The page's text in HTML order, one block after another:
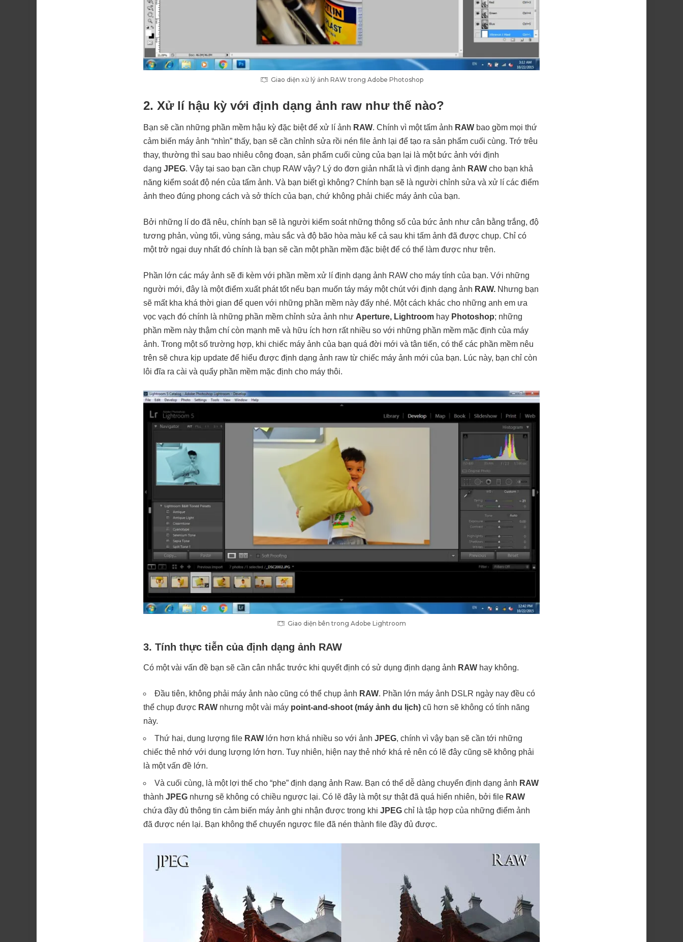
Giao diện xử lý ảnh RAW trong Adobe Photoshop
2. Xử lí hậu kỳ với định dạng ảnh raw như thế nào?
Bạn sẽ cần những phần mềm hậu kỳ đặc biệt để xử lí ảnh RAW. Chính vì một tấm ảnh RAW bao gồm mọi thứ
cảm biến máy ảnh “nhìn” thấy, bạn sẽ cần chỉnh sửa rồi nén file ảnh lại để tạo ra sản phẩm cuối cùng. Trớ trêu
thay, thường thì sau bao nhiêu công đoạn, sản phẩm cuối cùng của bạn lại là một bức ảnh với định
dạng JPEG. Vậy tại sao bạn cần chụp RAW vậy? Lý do đơn giản nhất là vì định dạng ảnh RAW cho bạn khả
năng kiểm soát độ nén của tấm ảnh. Và bạn biết gì không? Chính bạn sẽ là người chỉnh sửa và xử lí các điểm
ảnh theo đúng phong cách và sở thích của bạn, chứ không phải chiếc máy ảnh của bạn.
Bởi những lí do đã nêu, chính bạn sẽ là người kiểm soát những thông số của bức ảnh như cân bằng trắng, độ
tương phản, vùng tối, vùng sáng, màu sắc và độ bão hòa màu kể cả sau khi tấm ảnh đã được chụp. Chỉ có
một trở ngại duy nhất đó chính là bạn sẽ cần một phần mềm đặc biệt để có thể làm được như trên.
Phần lớn các máy ảnh sẽ đi kèm với phần mềm xử lí định dạng ảnh RAW cho máy tính của bạn. Với những
người mới, đây là một điểm xuất phát tốt nếu bạn muốn táy máy một chút với định dạng ảnh RAW. Nhưng bạn
sẽ mất kha khá thời gian để quen với những phần mềm này đấy nhé. Một cách khác cho những anh em ưa
vọc vạch đó chính là những phần mềm chỉnh sửa ảnh như Aperture, Lightroom hay Photoshop; những
phần mềm này thậm chí còn mạnh mẽ và hữu ích hơn rất nhiều so với những phần mềm mặc định của máy
ảnh. Trong một số trường hợp, khi chiếc máy ảnh của bạn quá đời mới và tân tiến, có thể các phần mềm nêu
trên sẽ chưa kịp update để hiểu được định dạng ảnh raw từ chiếc máy ảnh mới của bạn. Lúc này, bạn chỉ còn
lôi đĩa ra cài và quẩy phần mềm mặc định cho máy thôi.
Giao diện bên trong Adobe Lightroom
3. Tính thực tiễn của định dạng ảnh RAW
Có một vài vấn đề bạn sẽ cần cân nhắc trước khi quyết định có sử dụng định dạng ảnh RAW hay không.
Đầu tiên, không phải máy ảnh nào cũng có thể chụp ảnh RAW. Phần lớn máy ảnh DSLR ngày nay đều có
thể chụp được RAW nhưng một vài máy point-and-shoot (máy ảnh du lịch) cũ hơn sẽ không có tính năng
này.
Thứ hai, dung lượng file RAW lớn hơn khá nhiều so với ảnh JPEG, chính vì vậy bạn sẽ cần tới những
chiếc thẻ nhớ với dung lượng lớn hơn. Tuy nhiên, hiện nay thẻ nhớ khá rẻ nên có lẽ đây cũng sẽ không phải
là một vấn đề lớn.
Và cuối cùng, là một lợi thế cho “phe” định dạng ảnh Raw. Bạn có thể dễ dàng chuyển định dạng ảnh RAW
thành JPEG nhưng sẽ không có chiều ngược lại. Có lẽ đây là một sự thật đã quá hiển nhiên, bởi file RAW
chứa đầy đủ thông tin cảm biến máy ảnh ghi nhận được trong khi JPEG chỉ là tập hợp của những điểm ảnh
đã được nén lại. Bạn không thể chuyển ngược file đã nén thành file đầy đủ được.